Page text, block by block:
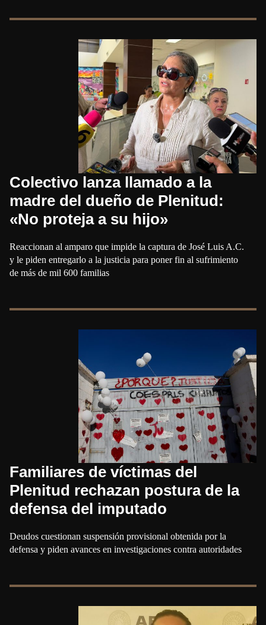
Colectivo lanza llamado a la
madre del dueño de Plenitud:
«No proteja a su hijo»
Reaccionan al amparo que impide la captura de José Luis A.C.
y le piden entregarlo a la justicia para poner fin al sufrimiento
de más de mil 600 familias
Familiares de víctimas del
Plenitud rechazan postura de la
defensa del imputado
Deudos cuestionan suspensión provisional obtenida por la
defensa y piden avances en investigaciones contra autoridades